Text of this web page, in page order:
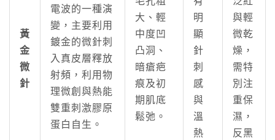
黃
金
微
針
電波的一種演
變，主要利用
鍍金的微針刺
入真皮層釋放
射頻，利用物
理微創與熱能
雙重刺激膠原
蛋白自生。
大、輕
中度凹
凸洞、
暗瘡疤
痕及初
期肌底
鬆弛。
明
顯
針
刺
感
與
溫
熱
與輕
微乾
燥，
需特
別注
重保
濕，
反黑